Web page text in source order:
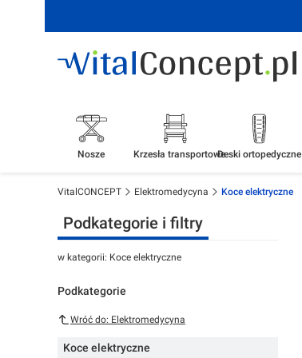
Nosze Krzesła transportoweDeski ortopedyczne
VitalCONCEPT Elektromedycyna Koce elektryczne
Podkategorie i filtry
w kategorii: Koce elektryczne
Podkategorie
Wróć do: Elektromedycyna
Koce elektryczne